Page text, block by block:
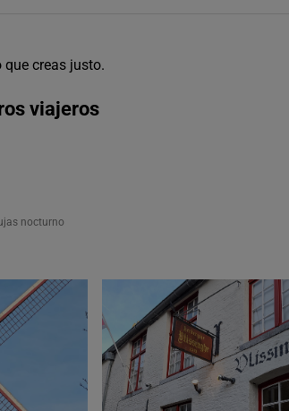
creas justo.
viajeros
nocturno